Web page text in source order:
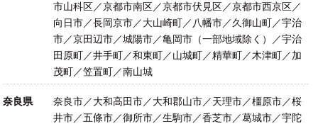
市山科区／京都市南区／京都市伏見区／京都市西京区／
向日市／長岡京市／大山崎町／八幡市／久御山町／宇治
市／京田辺市／城陽市／亀岡市（一部地域除く）／宇治
田原町／井手町／和東町／山城町／精華町／木津町／加
茂町／笠置町／南山城
奈良県
奈良市／大和高田市／大和郡山市／天理市／橿原市／桜
井市／五條市／御所市／生駒市／香芝市／葛城市／宇陀